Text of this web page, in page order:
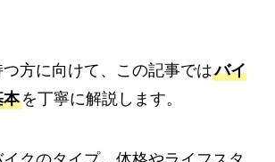
方に向けて、この記事ではバイ
本を丁寧に解説します。